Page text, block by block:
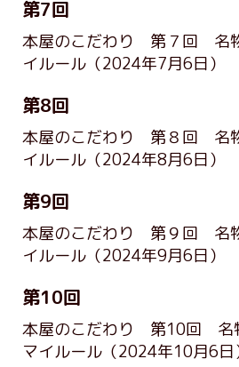
第7回
本屋のこだわり 第７回 名
イルール （2024年7月6日）
第8回
本屋のこだわり 第８回 名
イルール （2024年8月6日）
第9回
本屋のこだわり 第９回 名
イルール （2024年9月6日）
第10回
本屋のこだわり 第10回 名
マイルール （2024年10月6日